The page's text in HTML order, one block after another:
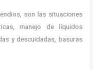
son las situaciones
manejo de líquidos
y descuidadas, basuras